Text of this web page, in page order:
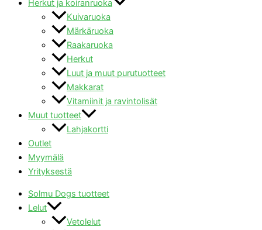
Herkut ja koiranruoka
Kuivaruoka
Märkäruoka
Raakaruoka
Herkut
Luut ja muut purutuotteet
Makkarat
Vitamiinit ja ravintolisät
Muut tuotteet
Lahjakortti
Outlet
Myymälä
Yrityksestä
Solmu Dogs tuotteet
Lelut
Vetolelut